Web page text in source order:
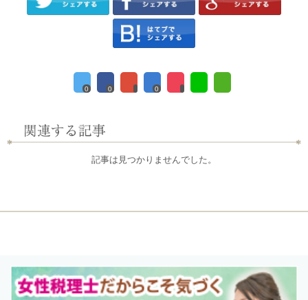
0 0 0
記事は見つかりませんでした。